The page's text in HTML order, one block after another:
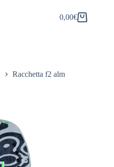
Carrello
0,00€
Racchetta f2 alm